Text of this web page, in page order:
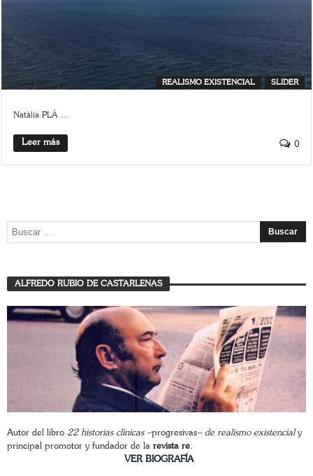
REALISMO EXISTENCIAL SLIDER
Natàlia PLÁ ...
Leer más 0
ALFREDO RUBIO DE CASTARLENAS
Autor del libro 22 historias clínicas –progresivas– de realismo existencialy
principal promotor y fundador de la revista re.
VER BIOGRAFÍA